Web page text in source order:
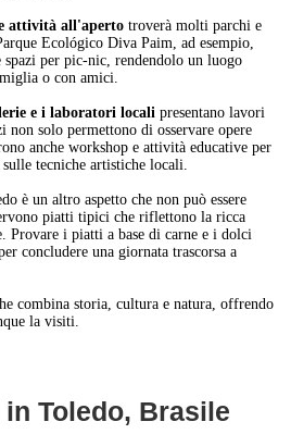
attività all'apertotroverà molti parchi e
Ecológico Diva Paim, ad esempio,
spazi per pic-nic, rendendolo un luogo
o con amici.
e i laboratori localipresentano lavori
solo permettono di osservare opere
anche workshop e attività educative per
tecniche artistiche locali.
è un altro aspetto che non può essere
piatti tipici che riflettono la ricca
Provare i piatti a base di carne e i dolci
concludere una giornata trascorsa a
combina storia, cultura e natura, offrendo
la visiti.
Toledo, Brasile